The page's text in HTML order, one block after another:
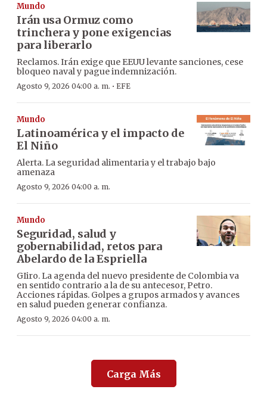
Mundo
Irán usa Ormuz como
trinchera y pone exigencias
para liberarlo
Reclamos. Irán exige que EEUU levante sanciones, cese
bloqueo naval y pague indemnización.
Agosto 9, 2026 04:00 a. m. · EFE
Mundo
Latinoamérica y el impacto de
El Niño
Alerta. La seguridad alimentaria y el trabajo bajo
amenaza
Agosto 9, 2026 04:00 a. m.
Mundo
Seguridad, salud y
gobernabilidad, retos para
Abelardo de la Espriella
GIiro. La agenda del nuevo presidente de Colombia va
en sentido contrario a la de su antecesor, Petro.
Acciones rápidas. Golpes a grupos armados y avances
en salud pueden generar confianza.
Agosto 9, 2026 04:00 a. m.
Carga Más